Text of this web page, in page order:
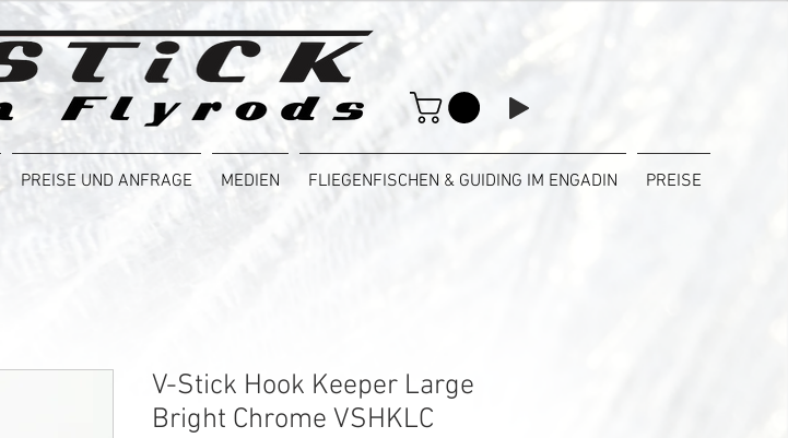
PREISE UND ANFRAGE MEDIEN FLIEGENFISCHEN & GUIDING IM ENGADIN PREISE
V-Stick Hook Keeper Large
Bright Chrome VSHKLC